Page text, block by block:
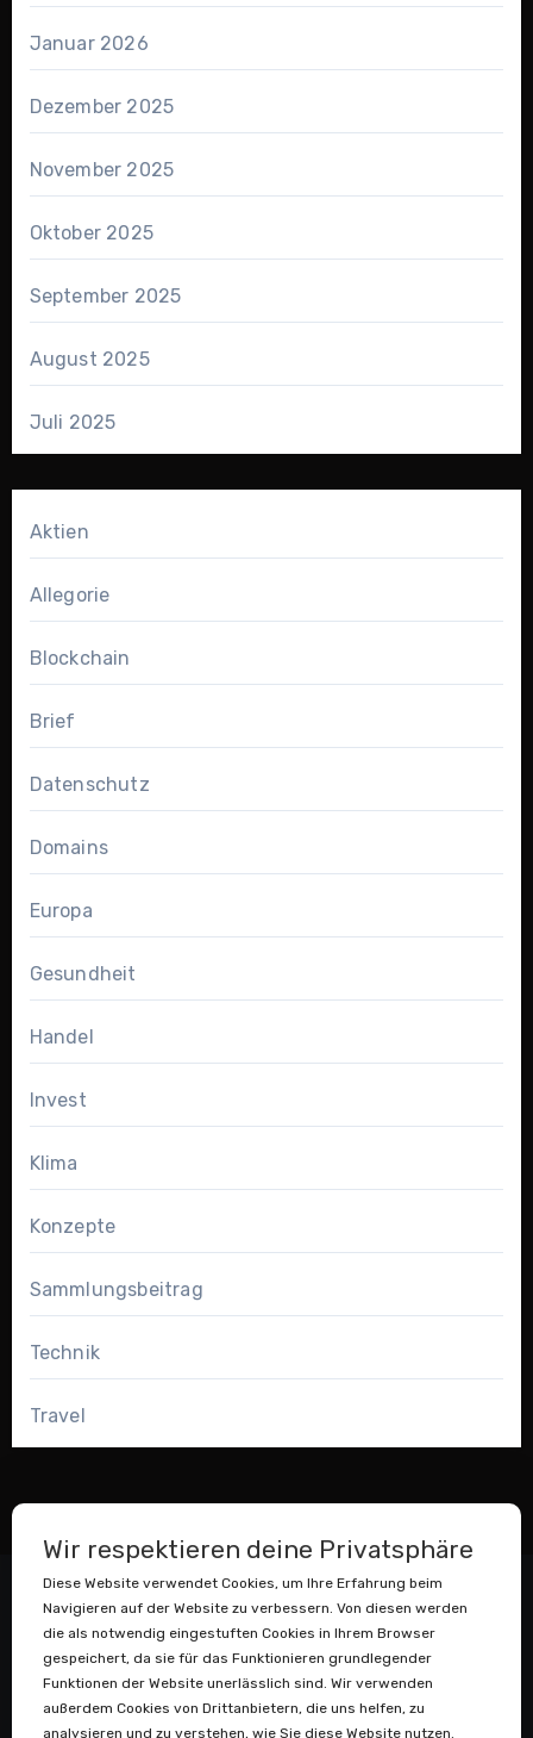
Januar 2026
Dezember 2025
November 2025
Oktober 2025
September 2025
August 2025
Juli 2025
Aktien
Allegorie
Blockchain
Brief
Datenschutz
Domains
Europa
Gesundheit
Handel
Invest
Klima
Konzepte
Sammlungsbeitrag
Technik
Travel
Wir respektieren deine Privatsphäre
Diese Website verwendet Cookies, um Ihre Erfahrung beim
Navigieren auf der Website zu verbessern. Von diesen werden
die als notwendig eingestuften Cookies in Ihrem Browser
gespeichert, da sie für das Funktionieren grundlegender
Funktionen der Website unerlässlich sind. Wir verwenden
außerdem Cookies von Drittanbietern, die uns helfen, zu
analysieren und zu verstehen, wie Sie diese Website nutzen.